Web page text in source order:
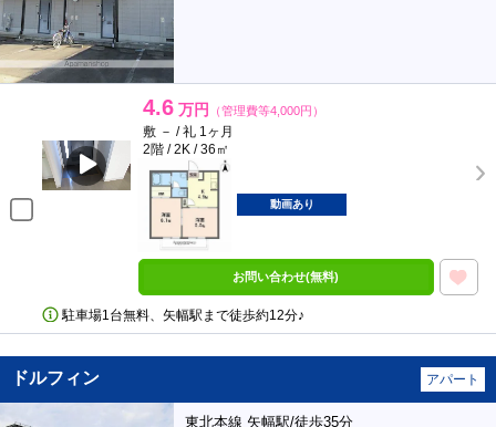
4.6 万円 （管理費等4,000円）
敷 － / 礼 1ヶ月
2階 / 2K / 36㎡
動画あり
お問い合わせ(無料)
駐車場1台無料、矢幅駅まで徒歩約12分♪
ドルフィン アパート
東北本線 矢幅駅/徒歩35分